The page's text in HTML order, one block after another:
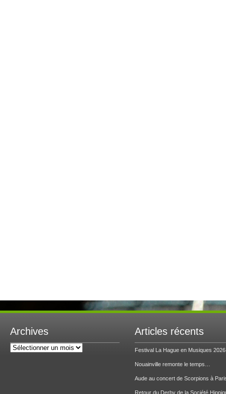
Archives
Archives
Articles récents
Festival La Hague en Musiques 2026
Nouainville remonte le temps…
Aude au concert de Scorpions à
Retour du Derby de la Société